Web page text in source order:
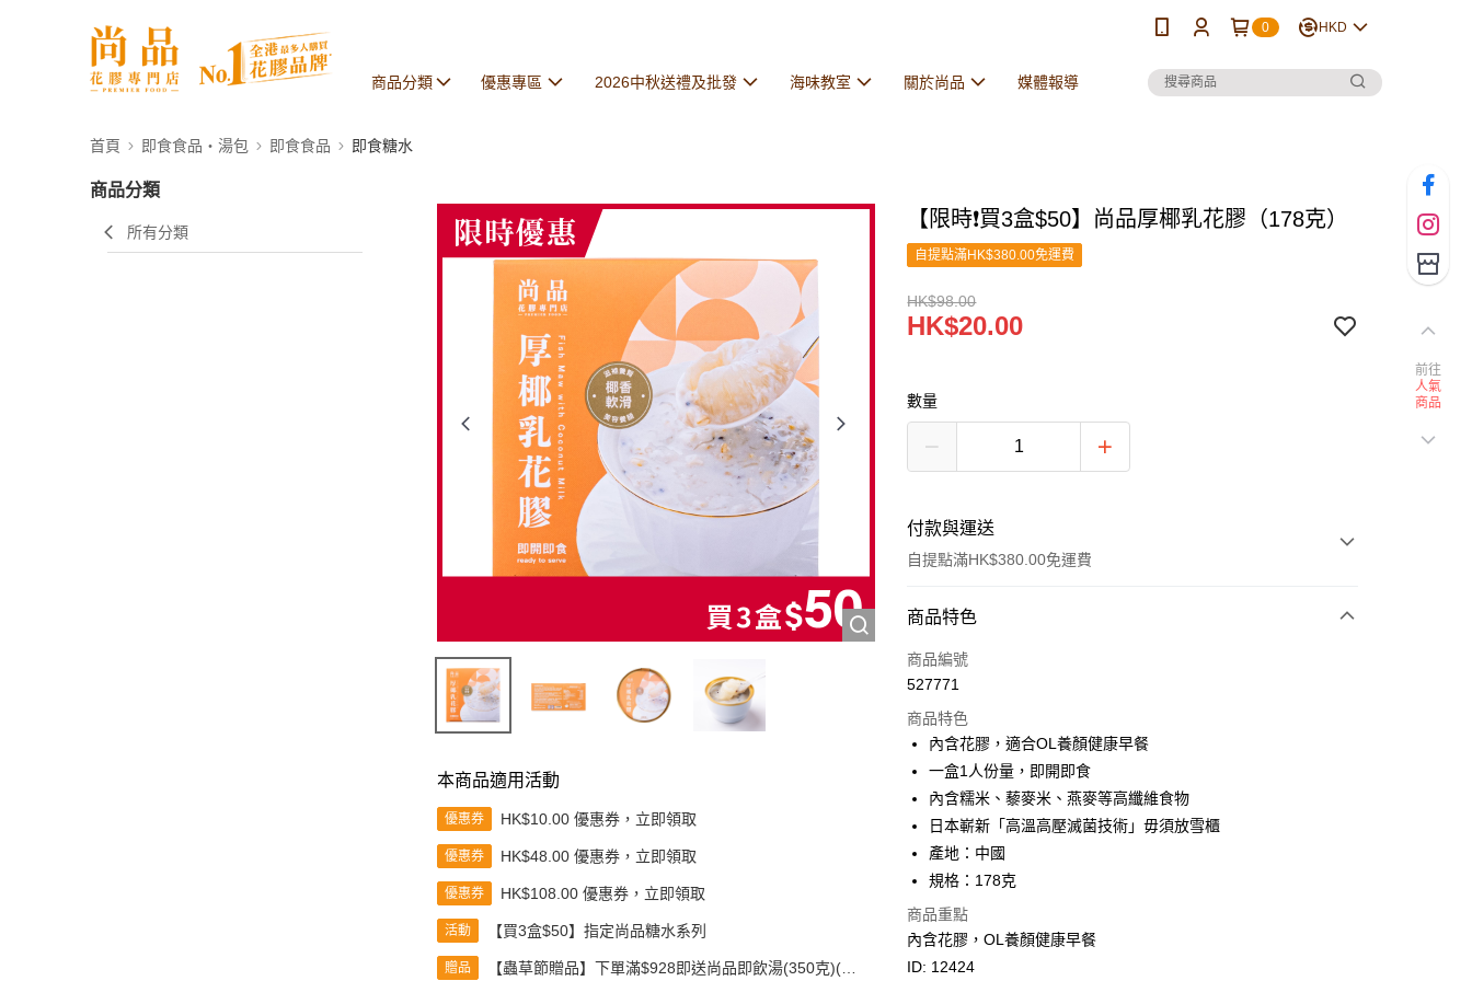
0 HKD
商品分類 優惠專區 2026中秋送禮及批發 海味教室 關於尚品 媒體報導
首頁 即食食品・湯包 即食食品 即食糖水
商品分類
所有分類
本商品適用活動
優惠券 HK$10.00 優惠券，立即領取
優惠券 HK$48.00 優惠券，立即領取
優惠券 HK$108.00 優惠券，立即領取
活動 【買3盒$50】指定尚品糖水系列
贈品
【蟲草節贈品】下單滿$928即送尚品即飲湯(350克)(款
【限時❗買3盒$50】尚品厚椰乳花膠（178克）
自提點滿HK$380.00免運費
HK$98.00
HK$20.00
數量
付款與運送
自提點滿HK$380.00免運費
付款方式
信用卡
Google Pay
AlipayHK
PayMe
WeChat Pay
其他轉帳方式
相關說明
商品特色
商品編號
527771
商品特色
內含花膠，適合OL養顏健康早餐
一盒1人份量，即開即食
內含糯米、藜麥米、燕麥等高纖維食物
日本嶄新「高溫高壓滅菌技術」毋須放雪櫃
產地：中國
規格：178克
商品重點
內含花膠，OL養顏健康早餐
ID: 12424
前往
人氣
商品